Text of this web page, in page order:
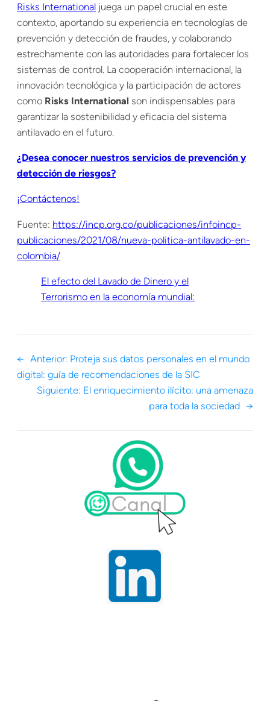
Risks International juega un papel crucial en este
contexto, aportando su experiencia en tecnologías de
prevención y detección de fraudes, y colaborando
estrechamente con las autoridades para fortalecer los
sistemas de control. La cooperación internacional, la
innovación tecnológica y la participación de actores
como Risks International son indispensables para
garantizar la sostenibilidad y eficacia del sistema
antilavado en el futuro.
¿Desea conocer nuestros servicios de prevención y
detección de riesgos?
¡Contáctenos!
Fuente: https://incp.org.co/publicaciones/infoincp-
publicaciones/2021/08/nueva-politica-antilavado-en-
colombia/
El efecto del Lavado de Dinero y el
Terrorismo en la economía mundial:
← Anterior: Proteja sus datos personales en el mundo
digital: guía de recomendaciones de la SIC
Siguiente: El enriquecimiento ilícito: una amenaza
para toda la sociedad →